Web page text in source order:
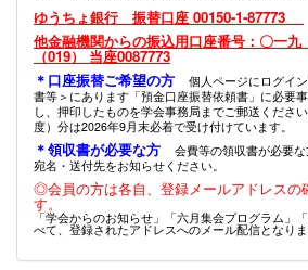
ゆうちょ銀行 振替口座 00150-1-87773
他金融機関からの振込用口座番号：〇一
（019） 当座0087773
＊口座振替ご希望の方
個人ページにログイ
書等＞にあります「預金口座振替依頼書」に必要
し、押印したものを学会事務局までご郵送くださ
度）分は2026年9月末必着で受け付けています。
＊領収書が必要な方
会費等の領収書が必要
宛名・送付先をお知らせください。
◎会員の方は各自、登録メールアドレスの
す。
「学会からのお知らせ」「六月集会プログラム」
べて、登録されたアドレスへのメール配信となり